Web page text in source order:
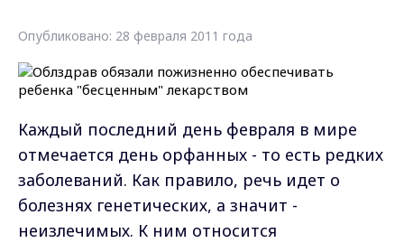
Опубликовано: 28 февраля 2011 года
Каждый последний день февраля в мире
отмечается день орфанных - то есть редких
заболеваний. Как правило, речь идет о
болезнях генетических, а значит -
неизлечимых. К ним относится